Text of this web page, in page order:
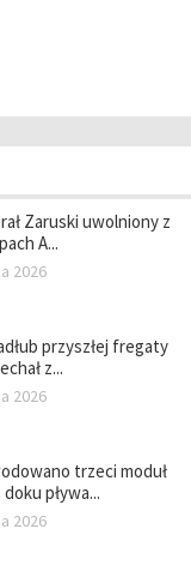
Zaruski uwolniony z
A...
2026
przyszłej fregaty
z...
2026
trzeci moduł
pływa...
2026